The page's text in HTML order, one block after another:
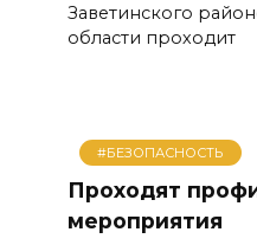
Заветинского
области проходит
#БЕЗОПАСНОСТЬ
Проходят
мероприятия